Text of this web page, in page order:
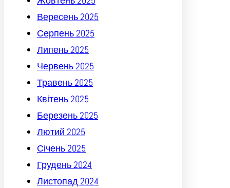
Вересень 2025
Серпень 2025
Липень 2025
Червень 2025
Травень 2025
Квітень 2025
Березень 2025
Лютий 2025
Січень 2025
Грудень 2024
Листопад 2024